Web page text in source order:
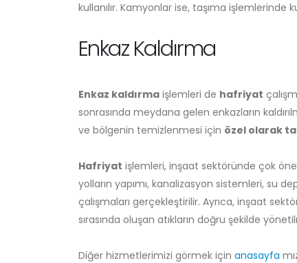
kullanılır. Kamyonlar ise, taşıma işlemlerinde
Enkaz Kaldırma
Enkaz kaldırma işlemleri de hafriyat
sonrasında meydana gelen enkazların
ve bölgenin temizlenmesi için özel olarak
Hafriyat işlemleri, inşaat sektöründe çok
yolların yapımı, kanalizasyon sistemleri, su
çalışmaları gerçekleştirilir. Ayrıca, inşaat
sırasında oluşan atıkların doğru şekilde
Diğer hizmetlerimizi görmek için anasayfa